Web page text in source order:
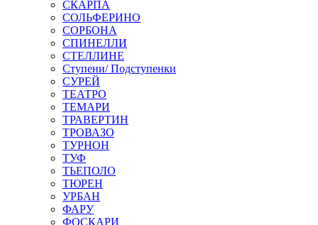
СКАРПА
СОЛЬФЕРИНО
СОРБОНА
СПИНЕЛЛИ
СТЕЛЛИНЕ
Ступени/ Подступенки
СУРЕЙ
ТЕАТРО
ТЕМАРИ
ТРАВЕРТИН
ТРОВАЗО
ТУРНОН
ТУФ
ТЬЕПОЛО
ТЮРЕН
УРБАН
ФАРУ
ФОСКАРИ